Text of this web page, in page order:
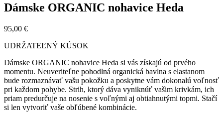
Dámske ORGANIC nohavice Heda
95,00 €
UDRŽATEĽNÝ KÚSOK
Dámske ORGANIC nohavice Heda si vás získajú od prvého
momentu. Neuveriteľne pohodlná organická bavlna s elastanom
bude rozmaznávať vašu pokožku a poskytne vám dokonalú voľnosť
pri každom pohybe. Strih, ktorý dáva vyniknúť vašim krivkám, ich
priam predurčuje na nosenie s voľnými aj obtiahnutými topmi. Stačí
si len vytvoriť vaše obľúbené kombinácie.